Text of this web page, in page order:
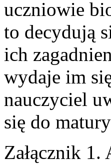
uczniowie
to decydują
ich
wydaje im
nauczyciel
się do
Załącznik